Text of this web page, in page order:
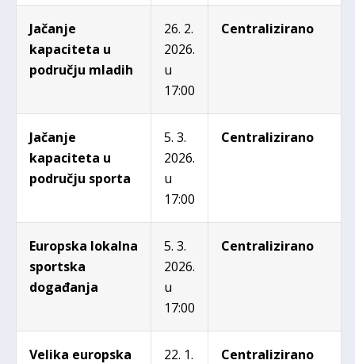
Jačanje
kapaciteta u
području mladih
26. 2.
2026.
u
17:00
Centralizirano
Jačanje
kapaciteta u
području sporta
5. 3.
2026.
u
17:00
Centralizirano
Europska lokalna
sportska
događanja
5. 3.
2026.
u
17:00
Centralizirano
Velika europska
22. 1.
Centralizirano